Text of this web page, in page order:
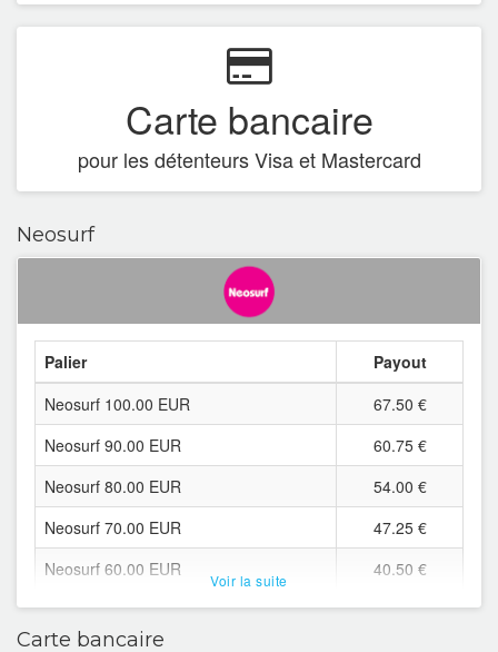
Mexico
Morocco
Norway
Poland
Portugal
Czech Republic
Romania
United-Kingdom
Russia
Sweden
Carte bancaire
pour les détenteurs Visa et Mastercard
Neosurf
Voir la suite
Palier
Payout
Neosurf 100.00 EUR
67.50 €
Neosurf 90.00 EUR
60.75 €
Neosurf 80.00 EUR
54.00 €
Neosurf 70.00 EUR
47.25 €
Neosurf 60.00 EUR
40.50 €
Neosurf 50.00 EUR
33.75 €
Carte bancaire